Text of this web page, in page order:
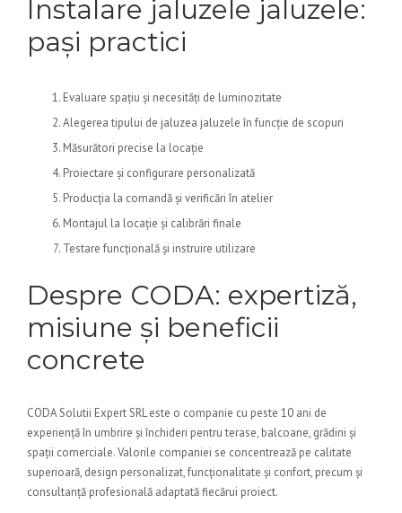
Instalare jaluzele jaluzele:
pași practici
Evaluare spațiu și necesități de luminozitate
Alegerea tipului de jaluzea jaluzele în funcție de scopuri
Măsurători precise la locație
Proiectare și configurare personalizată
Producția la comandă și verificări în atelier
Montajul la locație și calibrări finale
Testare funcțională și instruire utilizare
Despre CODA: expertiză,
misiune și beneficii
concrete
CODA Solutii Expert SRL este o companie cu peste 10 ani de
experiență în umbrire și închideri pentru terase, balcoane, grădini și
spații comerciale. Valorile companiei se concentrează pe calitate
superioară, design personalizat, funcționalitate și confort, precum și
consultanță profesională adaptată fiecărui proiect.